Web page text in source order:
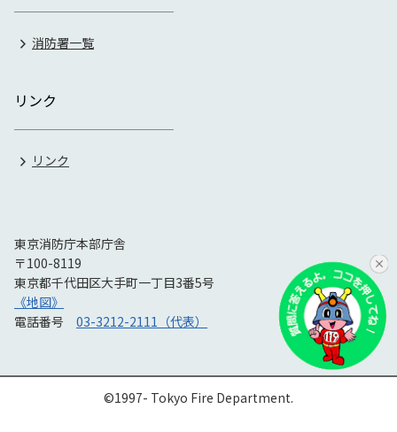
消防署一覧
リンク
リンク
東京消防庁本部庁舎
〒100-8119
東京都千代田区大手町一丁目3番5号
《地図》
電話番号 03-3212-2111（代表）
©1997- Tokyo Fire Department.